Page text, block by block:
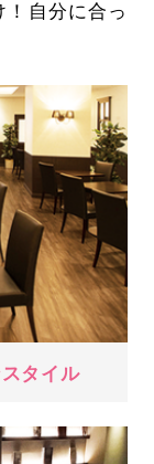
自分に合っ
タイル